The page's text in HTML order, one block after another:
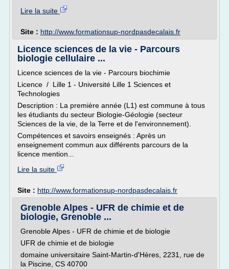
Lire la suite
Site : http://www.formationsup-nordpasdecalais.fr
Licence sciences de la vie - Parcours
biologie cellulaire ...
Licence sciences de la vie - Parcours biochimie
Licence / Lille 1 - Université Lille 1 Sciences et
Technologies
Description : La première année (L1) est commune à tous
les étudiants du secteur Biologie-Géologie (secteur
Sciences de la vie, de la Terre et de l'environnement).
Compétences et savoirs enseignés : Après un
enseignement commun aux différents parcours de la
licence mention...
Lire la suite
Site : http://www.formationsup-nordpasdecalais.fr
Grenoble Alpes - UFR de chimie et de
biologie, Grenoble ...
Grenoble Alpes - UFR de chimie et de biologie
UFR de chimie et de biologie
domaine universitaire Saint-Martin-d'Hères, 2231, rue de
la Piscine, CS 40700